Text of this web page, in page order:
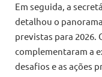
Em seguida, a
detalhou o
previstas para 2026.
complementaram a
desafios e as ações